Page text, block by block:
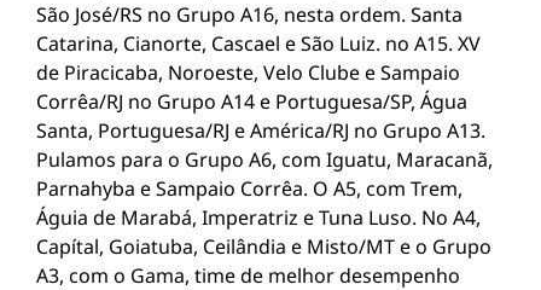
São José/RS no Grupo A16, nesta ordem. Santa
Catarina, Cianorte, Cascael e São Luiz. no A15. XV
de Piracicaba, Noroeste, Velo Clube e Sampaio
Corrêa/RJ no Grupo A14 e Portuguesa/SP, Água
Santa, Portuguesa/RJ e América/RJ no Grupo A13.
Pulamos para o Grupo A6, com Iguatu, Maracanã,
Parnahyba e Sampaio Corrêa. O A5, com Trem,
Águia de Marabá, Imperatriz e Tuna Luso. No A4,
Capítal, Goiatuba, Ceilândia e Misto/MT e o Grupo
A3, com o Gama, time de melhor desempenho